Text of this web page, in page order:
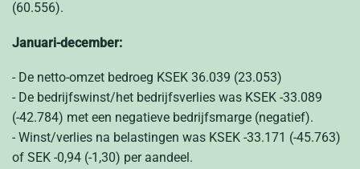
(60.556).
Januari-december:
- De netto-omzet bedroeg KSEK 36.039 (23.053)
- De bedrijfswinst/het bedrijfsverlies was KSEK -33.089
(-42.784) met een negatieve bedrijfsmarge (negatief).
- Winst/verlies na belastingen was KSEK -33.171 (-45.763)
of SEK -0,94 (-1,30) per aandeel.